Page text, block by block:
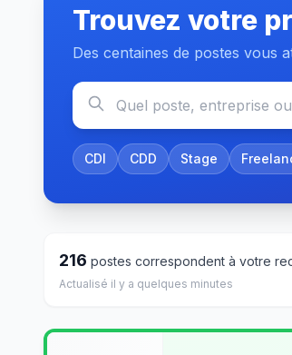
Trouvez votre
Des centaines de postes vous
CDI CDD Stage
216 postes correspondent à votre
Actualisé il y a quelques minutes